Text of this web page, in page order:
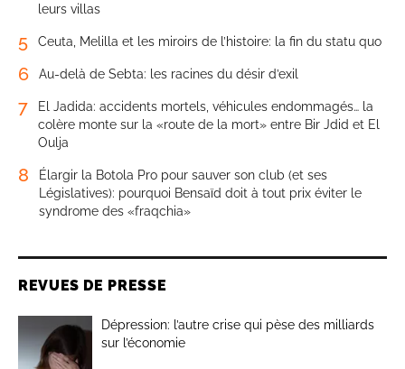
leurs villas
5 Ceuta, Melilla et les miroirs de l’histoire: la fin du statu quo
6 Au-delà de Sebta: les racines du désir d’exil
7
El Jadida: accidents mortels, véhicules endommagés… la
colère monte sur la «route de la mort» entre Bir Jdid et El
Oulja
8
Élargir la Botola Pro pour sauver son club (et ses
Législatives): pourquoi Bensaïd doit à tout prix éviter le
syndrome des «fraqchia»
REVUES DE PRESSE
Dépression: l’autre crise qui pèse des milliards
sur l’économie